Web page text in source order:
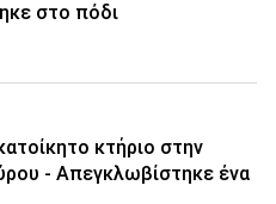
στο πόδι
κτήριο στην
- Απεγκλωβίστηκε ένα